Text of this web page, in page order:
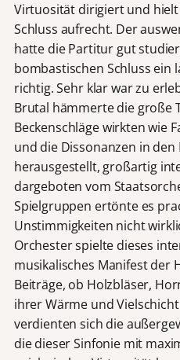
Virtuosität dirigiert und
Schluss aufrecht. Der
hatte die Partitur gut
bombastischen Schluss ein
richtig. Sehr klar war zu
Brutal hämmerte die große
Beckenschläge wirkten wie
und die Dissonanzen in
herausgestellt, großartig
dargeboten vom
Spielgruppen ertönte es
Unstimmigkeiten nicht
Orchester spielte dieses
musikalisches Manifest der
Beiträge, ob Holzbläser,
ihrer Wärme und
verdienten sich die
die dieser Sinfonie mit